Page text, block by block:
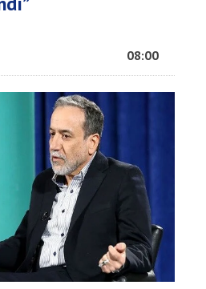
08:00